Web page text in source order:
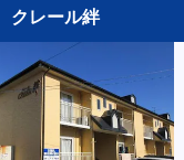
クレール絆